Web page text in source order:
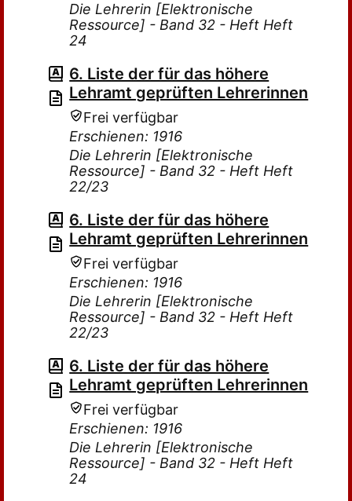
Die Lehrerin [Elektronische
Ressource] - Band 32 - Heft Heft
24
6. Liste der für das höhere
Lehramt geprüften Lehrerinnen
Frei verfügbar
Erschienen: 1916
Die Lehrerin [Elektronische
Ressource] - Band 32 - Heft Heft
22/23
6. Liste der für das höhere
Lehramt geprüften Lehrerinnen
Frei verfügbar
Erschienen: 1916
Die Lehrerin [Elektronische
Ressource] - Band 32 - Heft Heft
22/23
6. Liste der für das höhere
Lehramt geprüften Lehrerinnen
Frei verfügbar
Erschienen: 1916
Die Lehrerin [Elektronische
Ressource] - Band 32 - Heft Heft
24